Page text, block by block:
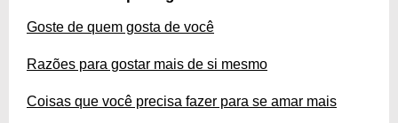
Goste de quem gosta de você
Razões para gostar mais de si mesmo
Coisas que você precisa fazer para se amar mais